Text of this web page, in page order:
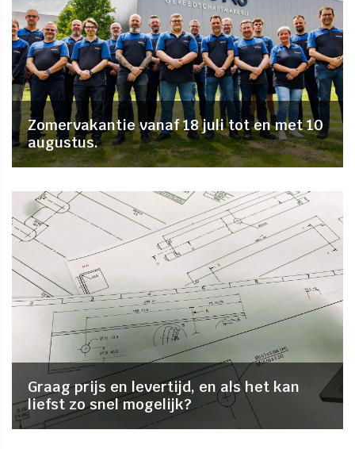
Zomervakantie vanaf 18 juli tot en met 10
augustus.
Graag prijs en levertijd, en als het kan
liefst zo snel mogelijk?